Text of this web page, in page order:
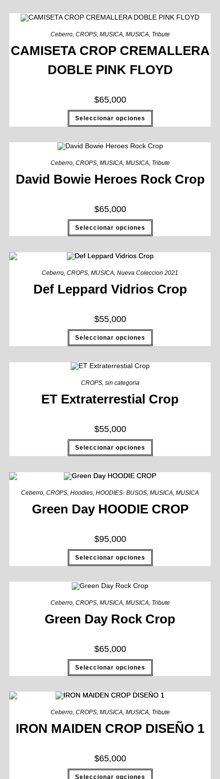
Ceberro, CROPS, MUSICA MUSICA Tribute
CAMISETA CROP CREMALLERA
DOBLE PINK FLOYD
$65,000
Seleccionar opciones
Ceberro, CROPS, MUSICA, MUSICA, Tribute
David Bowie Heroes Rock Crop
$65,000
Seleccionar opciones
Ceberro, CROPS, MUSICA, Nueva Coleccion 2021
Def Leppard Vidrios Crop
$55,000
Seleccionar opciones
CROPS, sin categoria
ET Extraterrestial Crop
$55,000
Seleccionar opciones
Ceberro, CROPS, Hoodies, HOODIES- BUSOS, MUSICA, MUSICA
Green Day HOODIE CROP
$95,000
Seleccionar opciones
Ceberro, CROPS, MUSICA MUSICA Tribute
Green Day Rock Crop
$65,000
Seleccionar opciones
Ceberro, CROPS, MUSICA, MUSICA, Tribute
IRON MAIDEN CROP DISEÑO 1
$65,000
Seleccionar opciones